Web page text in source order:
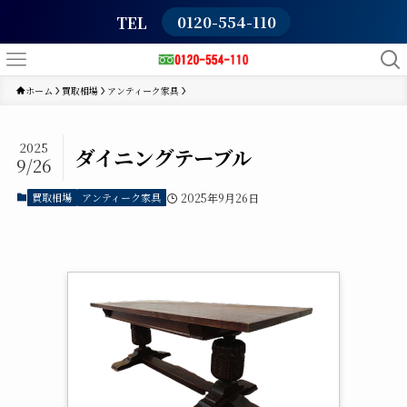
TEL 0120-554-110
ホーム 買取相場 アンティーク家具
ダイニングテーブル
2025
9/26
買取相場 アンティーク家具 2025年9月26日